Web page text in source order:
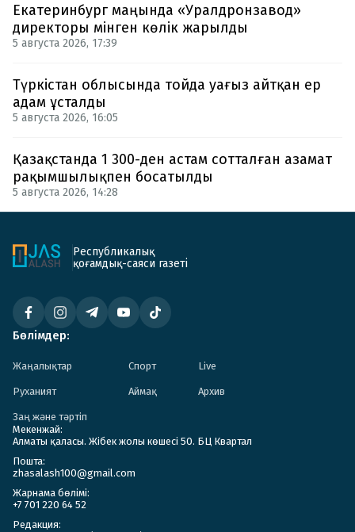
Екатеринбург маңында «Уралдронзавод»
директоры мінген көлік жарылды
5 августа 2026, 17:39
Түркістан облысында тойда уағыз айтқан ер
адам ұсталды
5 августа 2026, 16:05
Қазақстанда 1 300-ден астам сотталған азамат
рақымшылықпен босатылды
5 августа 2026, 14:28
Республикалық
қоғамдық-саяси газеті
Бөлімдер:
Жаңалықтар Спорт Live
Руханият Аймақ Архив
Заң және тәртіп
Мекенжай:
Алматы қаласы. Жібек жолы көшесі 50. БЦ Квартал
Пошта:
zhasalash100@gmail.com
Жарнама бөлімі:
+7 701 220 64 52
Редакция: